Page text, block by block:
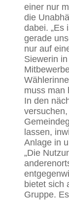
einer nur
die
dabei. „Es
gerade
nur auf
Siewerin
muss man
In den
lassen,
Anlage in
„Die
bietet sich
Gruppe.